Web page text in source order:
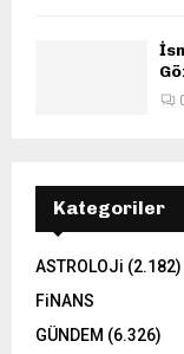
Kategoriler
ASTROLOJi (2.182)
FiNANS
GÜNDEM (6.326)